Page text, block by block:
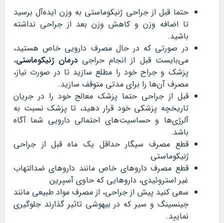
حتما قبل از جراحی ژنیکوماستی به وزن ایده‌آل برسید
تا اضافه وزن و کاهش وزن بعد از جراحی نداشته
باشید.
در صورتی که در حال مصرف دارویی خاص هستید،
می‌بایست قبل از انجام حراجی درمان ژنیکوماستی،
پزشک و جراح خود را مطلع سازید تا در صورت نیاز،
مصرف آن‌ها را برای مدتی متوقف سازید.
قبل از جراحی حتما پزشک معالج خود را در جریان
تاریخچه پزشکی خود قرار دهید، تا پزشک نسبت به
آلرژی‌ها و حساسیت‌های احتمالی دارویی شما آگاه
باشد.
قطع مصرف سیگار حداقل یک ماه قبل از جراحی
ژنیکوماستی
قطع مصرف داروهای خاص مانند داروهای ضدالتهاب
غیر استروئیدی، داروهایی که حاوی آسپرین
سعی کنید پیش از جراحی، از مصرف مواد طبیعی مانند
جینسینگ و سیر که در بیهوشی تاثیر گذارند جلوگیری
نمایید.